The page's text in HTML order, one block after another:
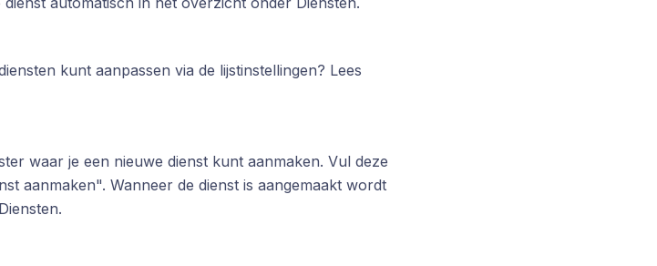
kunt aanpassen via de lijstinstellingen? Lees
waar je een nieuwe dienst kunt aanmaken. Vul deze
aanmaken". Wanneer de dienst is aangemaakt wordt